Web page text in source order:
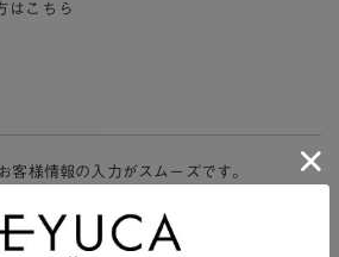
はこちら
客様情報の入力がスムーズです。
ただけます。